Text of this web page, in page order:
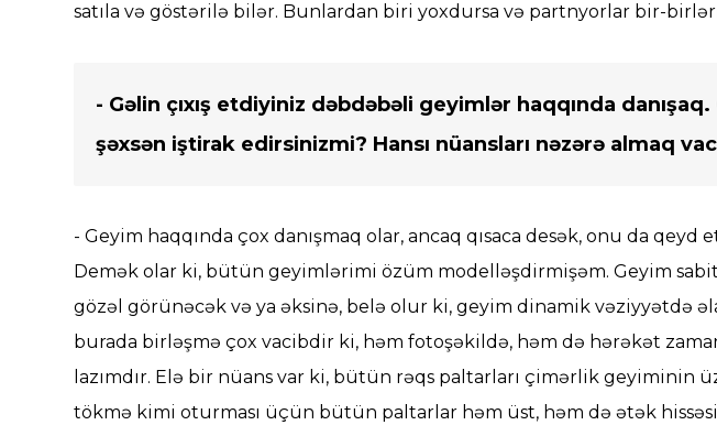
satıla və göstərilə bilər. Bunlardan biri yoxdursa və partnyorlar bir-
- Gəlin çıxış etdiyiniz dəbdəbəli geyimlər haqqında
şəxsən iştirak edirsinizmi? Hansı nüansları nəzərə almaq
- Geyim haqqında çox danışmaq olar, ancaq qısaca desək, onu da
Demək olar ki, bütün geyimlərimi özüm modelləşdirmişəm. Geyim
gözəl görünəcək və ya əksinə, belə olur ki, geyim dinamik vəziyyətdə
burada birləşmə çox vacibdir ki, həm fotoşəkildə, həm də hərəkət
lazımdır. Elə bir nüans var ki, bütün rəqs paltarları çimərlik
tökmə kimi oturması üçün bütün paltarlar həm üst, həm də ətək